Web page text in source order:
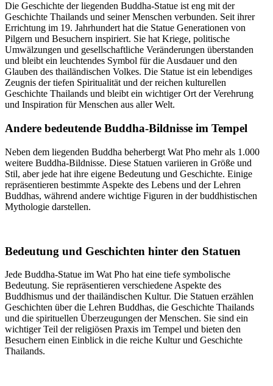
Die Geschichte der liegenden Buddha-Statue ist eng mit der
Geschichte Thailands und seiner Menschen verbunden. Seit ihrer
Errichtung im 19. Jahrhundert hat die Statue Generationen von
Pilgern und Besuchern inspiriert. Sie hat Kriege, politische
Umwälzungen und gesellschaftliche Veränderungen überstanden
und bleibt ein leuchtendes Symbol für die Ausdauer und den
Glauben des thailändischen Volkes. Die Statue ist ein lebendiges
Zeugnis der tiefen Spiritualität und der reichen kulturellen
Geschichte Thailands und bleibt ein wichtiger Ort der Verehrung
und Inspiration für Menschen aus aller Welt.
Andere bedeutende Buddha-Bildnisse im Tempel
Neben dem liegenden Buddha beherbergt Wat Pho mehr als 1.000
weitere Buddha-Bildnisse. Diese Statuen variieren in Größe und
Stil, aber jede hat ihre eigene Bedeutung und Geschichte. Einige
repräsentieren bestimmte Aspekte des Lebens und der Lehren
Buddhas, während andere wichtige Figuren in der buddhistischen
Mythologie darstellen.
Bedeutung und Geschichten hinter den Statuen
Jede Buddha-Statue im Wat Pho hat eine tiefe symbolische
Bedeutung. Sie repräsentieren verschiedene Aspekte des
Buddhismus und der thailändischen Kultur. Die Statuen erzählen
Geschichten über die Lehren Buddhas, die Geschichte Thailands
und die spirituellen Überzeugungen der Menschen. Sie sind ein
wichtiger Teil der religiösen Praxis im Tempel und bieten den
Besuchern einen Einblick in die reiche Kultur und Geschichte
Thailands.